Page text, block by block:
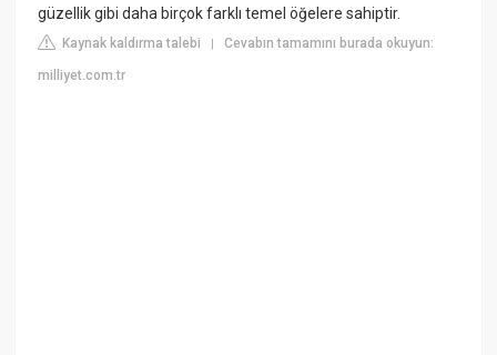
güzellik gibi daha birçok farklı temel öğelere sahiptir.
Kaynak kaldırma talebi |Cevabın tamamını burada okuyun:
milliyet.com.tr